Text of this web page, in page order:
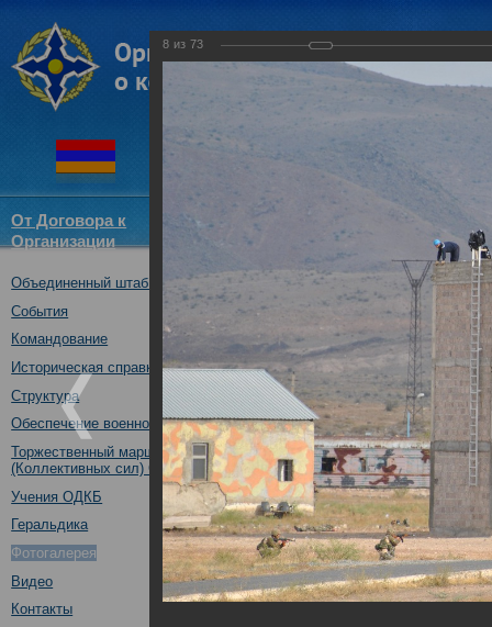
От Договора к
Организации
Структура
ОДКБ
Объединенный штаб ОДКБ
События
Командование
Историческая справка
Структура
Обеспечение военной безопасности
Торжественный марш Войск
(Коллективных сил) ОДКБ
Учения ОДКБ
Геральдика
Фотогалерея
Видео
Контакты
Совместное учение
10.10.2017
8 из 73